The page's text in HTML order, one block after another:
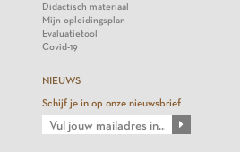
Didactisch materiaal
Mijn opleidingsplan
Evaluatietool
Covid-19
NIEUWS
Schijf je in op onze nieuwsbrief